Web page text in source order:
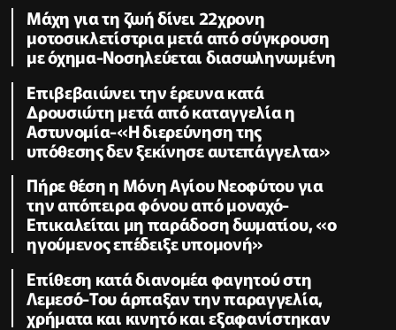
Μάχη για τη ζωή δίνει 22χρονη
μοτοσικλετίστρια μετά από σύγκρουση
με όχημα-Νοσηλεύεται διασωληνωμένη
Επιβεβαιώνει την έρευνα κατά
Δρουσιώτη μετά από καταγγελία η
Αστυνομία-«Η διερεύνηση της
υπόθεσης δεν ξεκίνησε αυτεπάγγελτα»
Πήρε θέση η Μόνη Αγίου Νεοφύτου για
την απόπειρα φόνου από μοναχό-
Επικαλείται μη παράδοση δωματίου, «ο
ηγούμενος επέδειξε υπομονή»
Επίθεση κατά διανομέα φαγητού στη
Λεμεσό-Του άρπαξαν την παραγγελία,
χρήματα και κινητό και εξαφανίστηκαν